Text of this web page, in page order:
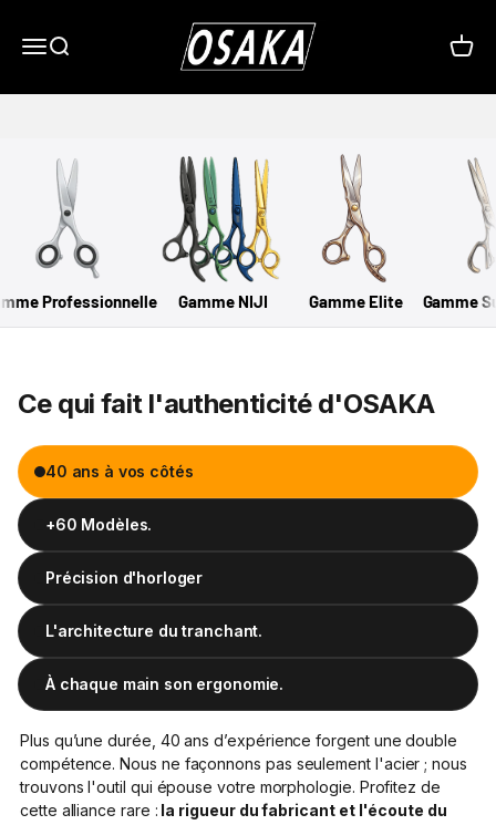
MenuRecherche
OSAKA / Europassion SARL
Panier
La tradition des lames
Professionnelle Gamme NIJI Gamme Elite Gamme
Ce qui fait l'authenticité d'OSAKA
Plus qu’une durée, 40 ans d’expérience forgent une
l'acier ; nous trouvons l'outil qui épouse votre
la rigueur du
fabricant et l'écoute du partenaire
40 ans à vos côtés
+60 Modèles.
Précision d'horloger
L'architecture du tranchant.
À chaque main son ergonomie.
Plus qu’une durée, 40 ans d’expérience forgent une double
compétence. Nous ne façonnons pas seulement l'acier ; nous
trouvons l'outil qui épouse votre morphologie. Profitez de
cette alliance rare : la rigueur du fabricant et l'écoute du